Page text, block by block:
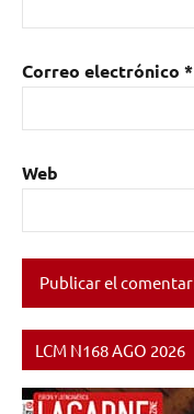
Correo electrónico *
Web
LCM N168 AGO 2026